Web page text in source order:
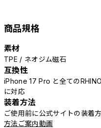
商品規格
素材
TPE / ネオジム磁石
互換性
iPhone 17 Pro と全ての
に対応
装着方法
ご使用前に公式サイトの装着
方法ご案内動画